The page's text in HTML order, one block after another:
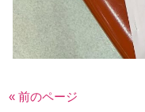
« 前のページ